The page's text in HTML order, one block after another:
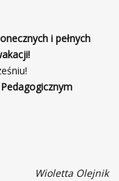
i pełnych
Wioletta Olejnik